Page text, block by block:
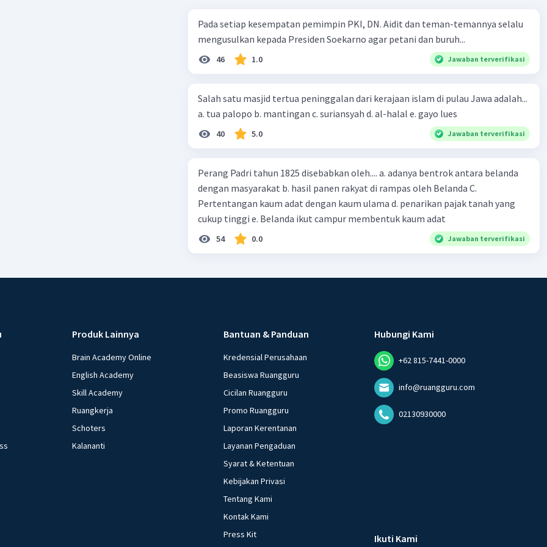
infrastruktur negara.
Dukungan Politik:SBY berhasil membangun koalisi politik yang
solid dan mendapatkan dukungan dari berbagai partai politik dan
pemilihan presiden pada periode kedua.
Persepsi Publik:Meskipun tidak tanpa kritik, SBY masih
mendapatkan dukungan dan simpati dari sebagian besar masyarakat
Indonesia karena dianggap sebagai pemimpin yang bertanggung
Beri Rating ·0.0(0 Balas
Pada setiap kesempatan pemimpin PKI, DN. Aidit dan teman-temannya selalu
mengusulkan kepada Presiden Soekarno agar petani dan buruh...
46 1.0 Jawaban terverifikasi
Salah satu masjid tertua peninggalan dari kerajaan islam di pulau Jawa adalah...
a. tua palopo b. mantingan c. suriansyah d. al-halal e. gayo lues
40 5.0 Jawaban terverifikasi
Perang Padri tahun 1825 disebabkan oleh.... a. adanya bentrok antara belanda
dengan masyarakat b. hasil panen rakyat di rampas oleh Belanda C.
Pertentangan kaum adat dengan kaum ulama d. penarikan pajak tanah yang
cukup tinggi e. Belanda ikut campur membentuk kaum adat
54 0.0 Jawaban terverifikasi
Produk Lainnya
Brain Academy Online
English Academy
Skill Academy
Ruangkerja
Schoters
Kalananti
Bantuan & Panduan
Kredensial Perusahaan
Beasiswa Ruangguru
Cicilan Ruangguru
Promo Ruangguru
Laporan Kerentanan
Layanan Pengaduan
Syarat & Ketentuan
Kebijakan Privasi
Tentang Kami
Kontak Kami
Press Kit
Hubungi Kami
+62 815-7441-0000
info@ruangguru.com
02130930000
Ikuti Kami